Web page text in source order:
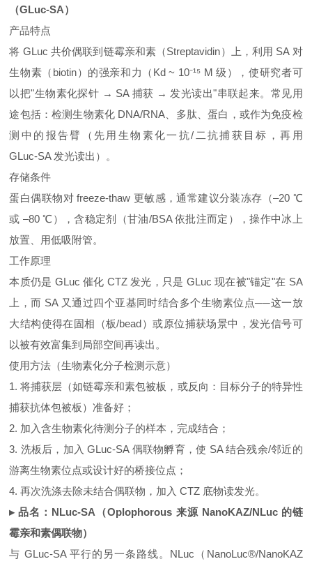
（GLuc‑SA）
产品特点
将 GLuc 共价偶联到链霉亲和素（Streptavidin）上，利用 SA 对
生物素（biotin）的强亲和力（Kd ~ 10⁻¹⁵ M 级），使研究者可
以把"生物素化探针 → SA 捕获 → 发光读出"串联起来。常见用
途包括：检测生物素化 DNA/RNA、多肽、蛋白，或作为免疫检
测中的报告臂（先用生物素化一抗/二抗捕获目标，再用
GLuc‑SA 发光读出）。
存储条件
蛋白偶联物对 freeze‑thaw 更敏感，通常建议分装冻存（–20 ℃
或 –80 ℃），含稳定剂（甘油/BSA 依批注而定），操作中冰上
放置、用低吸附管。
工作原理
本质仍是 GLuc 催化 CTZ 发光，只是 GLuc 现在被"锚定"在 SA
上，而 SA 又通过四个亚基同时结合多个生物素位点──这一放
大结构使得在固相（板/bead）或原位捕获场景中，发光信号可
以被有效富集到局部空间再读出。
使用方法（生物素化分子检测示意）
1. 将捕获层（如链霉亲和素包被板，或反向：目标分子的特异性
捕获抗体包被板）准备好；
2. 加入含生物素化待测分子的样本，完成结合；
3. 洗板后，加入 GLuc‑SA 偶联物孵育，使 SA 结合残余/邻近的
游离生物素位点或设计好的桥接位点；
4. 再次洗涤去除未结合偶联物，加入 CTZ 底物读发光。
▸ 品名：NLuc‑SA（Oplophorous 来源 NanoKAZ/NLuc 的链
霉亲和素偶联物）
与 GLuc‑SA 平行的另一条路线。NLuc（NanoLuc®/NanoKAZ